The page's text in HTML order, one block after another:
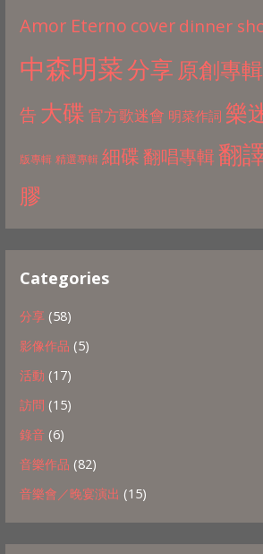
Amor Eterno coverdinner
中森明菜分享 原創專輯
告 大碟 官方歌迷會 明菜作詞 樂
版專輯 精選專輯 細碟翻唱專輯翻
膠
Categories
分享 (58)
影像作品 (5)
活動 (17)
訪問 (15)
錄音 (6)
音樂作品 (82)
音樂會／晚宴演出 (15)